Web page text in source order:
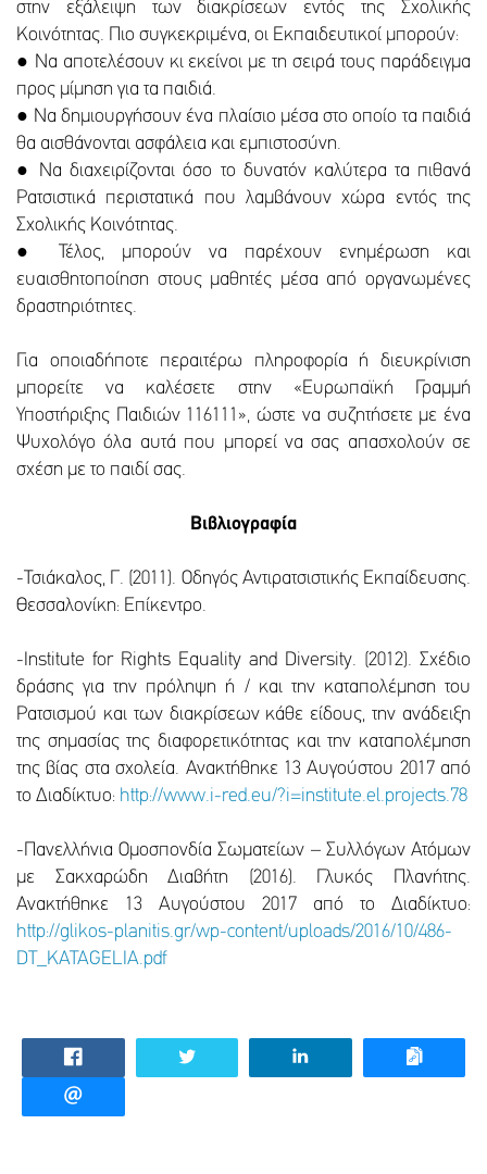
στην εξάλειψη των διακρίσεων εντός της Σχολικής
Κοινότητας. Πιο συγκεκριμένα, οι Εκπαιδευτικοί μπορούν:
● Να αποτελέσουν κι εκείνοι με τη σειρά τους παράδειγμα
προς μίμηση για τα παιδιά.
● Να δημιουργήσουν ένα πλαίσιο μέσα στο οποίο τα παιδιά
θα αισθάνονται ασφάλεια και εμπιστοσύνη.
● Να διαχειρίζονται όσο το δυνατόν καλύτερα τα πιθανά
Ρατσιστικά περιστατικά που λαμβάνουν χώρα εντός της
Σχολικής Κοινότητας.
● Τέλος, μπορούν να παρέχουν ενημέρωση και
ευαισθητοποίηση στους μαθητές μέσα από οργανωμένες
δραστηριότητες.
Για οποιαδήποτε περαιτέρω πληροφορία ή διευκρίνιση
μπορείτε να καλέσετε στην «Ευρωπαϊκή Γραμμή
Υποστήριξης Παιδιών 116111», ώστε να συζητήσετε με ένα
Ψυχολόγο όλα αυτά που μπορεί να σας απασχολούν σε
σχέση με το παιδί σας.
Βιβλιογραφία
-Τσιάκαλος, Γ. (2011). Οδηγός Αντιρατσιστικής Εκπαίδευσης.
Θεσσαλονίκη: Επίκεντρο.
-Institute for Rights Equality and Diversity. (2012). Σχέδιο
δράσης για την πρόληψη ή / και την καταπολέμηση του
Ρατσισμού και των διακρίσεων κάθε είδους, την ανάδειξη
της σημασίας της διαφορετικότητας και την καταπολέμηση
της βίας στα σχολεία. Ανακτήθηκε 13 Αυγούστου 2017 από
το Διαδίκτυο: http://www.i-red.eu/?i=institute.el.projects.78
-Πανελλήνια Ομοσπονδία Σωματείων – Συλλόγων Ατόμων
με Σακχαρώδη Διαβήτη (2016). Γλυκός Πλανήτης.
Ανακτήθηκε 13 Αυγούστου 2017 από το Διαδίκτυο:
http://glikos-planitis.gr/wp-content/uploads/2016/10/486-
DT_KATAGELIA.pdf